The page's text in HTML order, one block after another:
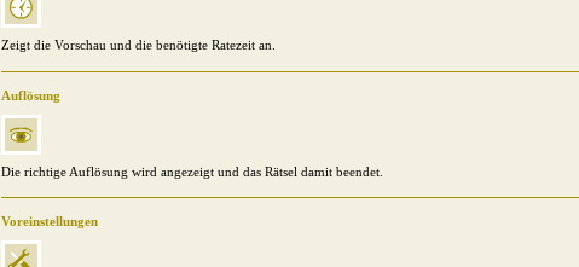
Zeigt die Vorschau und die benötigte Ratezeit an.
Auflösung
Die richtige Auflösung wird angezeigt und das Rätsel damit beendet.
Voreinstellungen